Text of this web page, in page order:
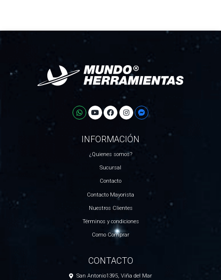
INFORMACIÓN
¿Quienes somos?
Sucursal
Contacto
Contacto Mayorista
Nuestros Clientes
Términos y condiciones
Como Comprar
CONTACTO
San Antonio1395, Viña del Mar